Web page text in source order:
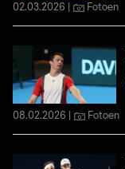
02.03.2026 Fotoen
08.02.2026 Fotoen